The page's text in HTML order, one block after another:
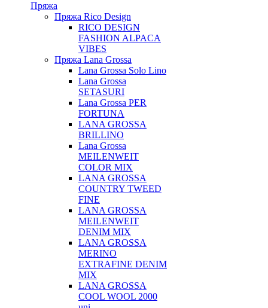
Пряжа
Пряжа Rico Design
RICO DESIGN
FASHION ALPACA
VIBES
Пряжа Lana Grossa
Lana Grossa Solo Lino
Lana Grossa
SETASURI
Lana Grossa PER
FORTUNA
LANA GROSSA
BRILLINO
Lana Grossa
MEILENWEIT
COLOR MIX
LANA GROSSA
COUNTRY TWEED
FINE
LANA GROSSA
MEILENWEIT
DENIM MIX
LANA GROSSA
MERINO
EXTRAFINE DENIM
MIX
LANA GROSSA
COOL WOOL 2000